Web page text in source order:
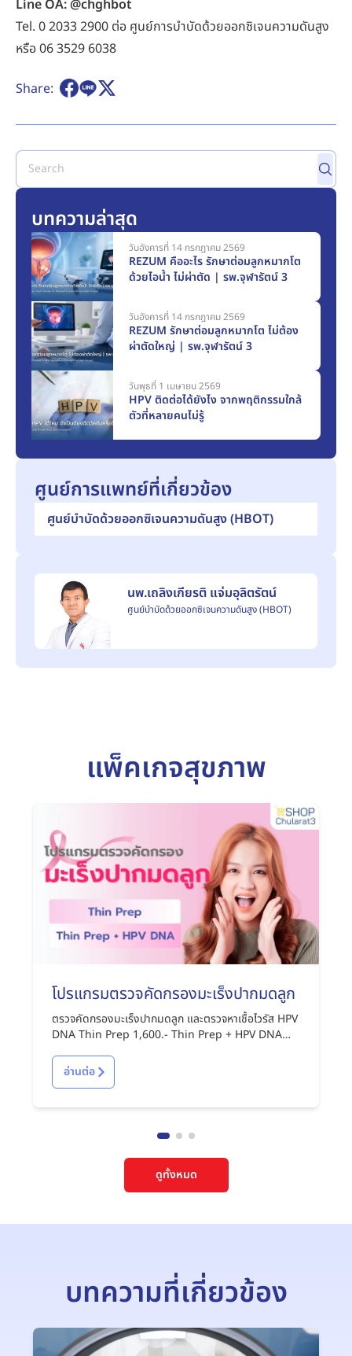
Line OA: @chghbot
Tel. 0 2033 2900 ต่อ ศูนย์การบำบัดด้วยออกซิเจนความดันสูง
หรือ06 3529 6038
Share:
บทความล่าสุด
วันอังคารที่ 14 กรกฎาคม 2569
REZUM คืออะไร รักษาต่อมลูกหมากโต
ด้วยไอน้ำ ไม่ผ่าตัด | รพ.จุฬารัตน์ 3
วันอังคารที่ 14 กรกฎาคม 2569
REZUM รักษาต่อมลูกหมากโต ไม่ต้อง
ผ่าตัดใหญ่ | รพ.จุฬารัตน์ 3
วันพุธที่ 1 เมษายน 2569
HPV ติดต่อได้ยังไง จากพฤติกรรมใกล้
ตัวที่หลายคนไม่รู้
ศูนย์การแพทย์ที่เกี่ยวข้อง
ศูนย์บำบัดด้วยออกซิเจนความดันสูง (HBOT)
นพ.เถลิงเกียรติ แจ่มอุลิตรัตน์
ศูนย์บำบัดด้วยออกซิเจนความดันสูง (HBOT)
แพ็คเกจสุขภาพ
โปรแกรมตรวจคัดกรองมะเร็งปากมดลูก
ตรวจคัดกรองมะเร็งปากมดลูก และตรวจหาเชื้อไวรัส HPV
DNA Thin Prep 1,600.- Thin Prep + HPV DNA
อ่านต่อ
ดูทั้งหมด
บทความที่เกี่ยวข้อง